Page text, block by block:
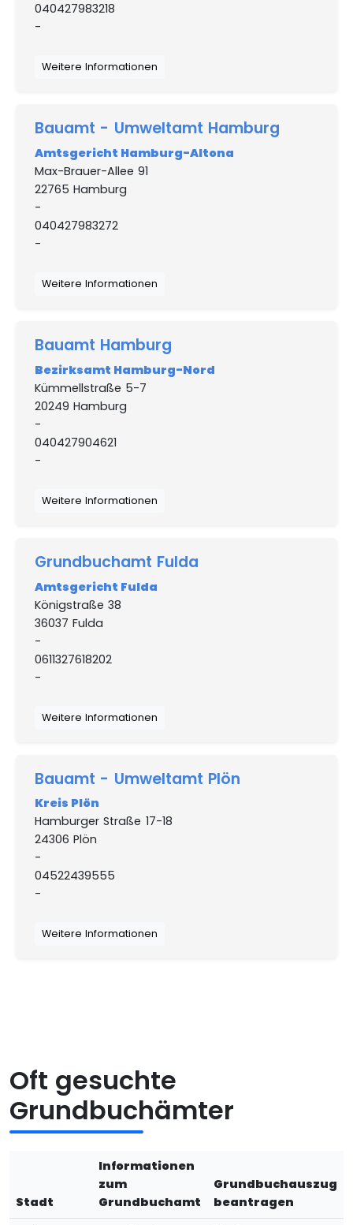
040427983218
-
Weitere Informationen
Bauamt - Umweltamt Hamburg
Amtsgericht Hamburg-Altona
Max-Brauer-Allee 91
22765 Hamburg
-
040427983272
-
Weitere Informationen
Bauamt Hamburg
Bezirksamt Hamburg-Nord
Kümmellstraße 5-7
20249 Hamburg
-
040427904621
-
Weitere Informationen
Grundbuchamt Fulda
Amtsgericht Fulda
Königstraße 38
36037 Fulda
-
0611327618202
-
Weitere Informationen
Bauamt - Umweltamt Plön
Kreis Plön
Hamburger Straße 17-18
24306 Plön
-
04522439555
-
Weitere Informationen
Oft gesuchte
Grundbuchämter
Stadt
Informationen
zum
Grundbuchamt
Grundbuchauszug
beantragen